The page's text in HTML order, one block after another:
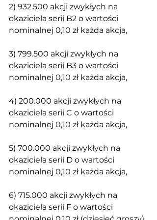
2) 932.500 akcji zwykłych na
okaziciela serii B2 o wartości
nominalnej 0,10 zł każda akcja,
3) 799.500 akcji zwykłych na
okaziciela serii B3 o wartości
nominalnej 0,10 zł każda akcja,
4) 200.000 akcji zwykłych na
okaziciela serii C o wartości
nominalnej 0,10 zł każda akcja,
5) 700.000 akcji zwykłych na
okaziciela serii D o wartości
nominalnej 0,10 zł każda akcja,
6) 715.000 akcji zwykłych na
okaziciela serii F o wartości